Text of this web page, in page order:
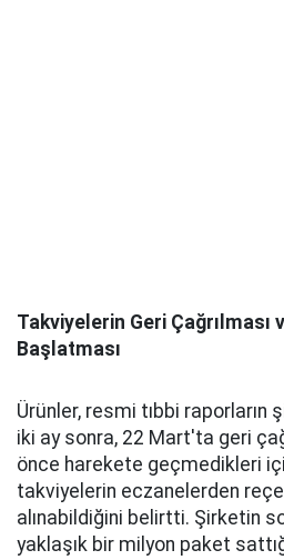
Takviyelerin Geri Çağrılması
Başlatması
Ürünler, resmi tıbbi raporların
iki ay sonra, 22 Mart'ta geri
önce harekete geçmedikleri
takviyelerin eczanelerden
alınabildiğini belirtti. Şirketin
yaklaşık bir milyon paket